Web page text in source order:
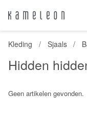
Kleding Sjaals
Hidden
Geen artikelen gevonden.